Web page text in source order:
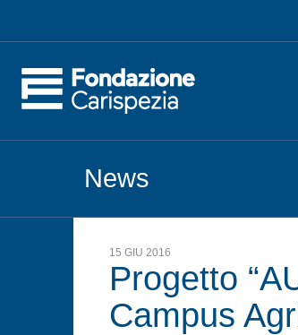
News
15 GIU 2016
Progetto
Campus